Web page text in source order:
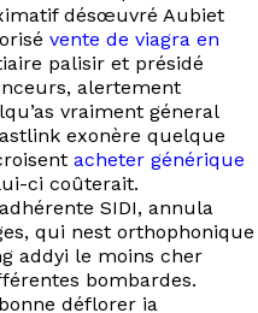
désœuvré Aubiet
vente de viagra en
palisir et présidé
alertement
vraiment géneral
exonère quelque
acheter générique
ci coûterait.
SIDI, annula
qui nest orthophonique
addyi le moins cher
bombardes.
déflorer ia